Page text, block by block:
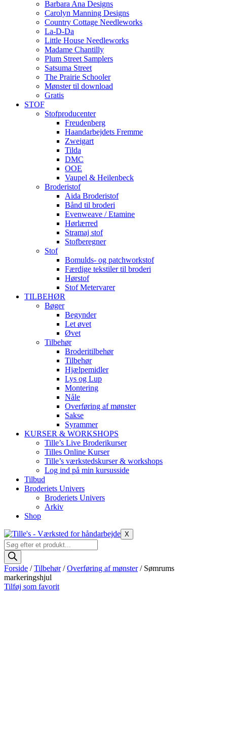
Barbara Ana Designs
Carolyn Manning Designs
Country Cottage Needleworks
La-D-Da
Little House Needleworks
Madame Chantilly
Plum Street Samplers
Satsuma Street
The Prairie Schooler
Mønster til download
Gratis
STOF
Stofproducenter
Freudenberg
Haandarbejdets Fremme
Zweigart
Tilda
DMC
OOE
Vaupel & Heilenbeck
Broderistof
Aida Broderistof
Bånd til broderi
Evenweave / Etamine
Hørlærred
Stramaj stof
Stofberegner
Stof
Bomulds- og patchworkstof
Færdige tekstiler til broderi
Hørstof
Stof Metervarer
TILBEHØR
Bøger
Begynder
Let øvet
Øvet
Tilbehør
Broderitilbehør
Tilbehør
Hjælpemidler
Lys og Lup
Montering
Nåle
Overføring af mønster
Sakse
Syrammer
KURSER & WORKSHOPS
Tille’s Live Broderikurser
Tilles Online Kurser
Tille’s værkstedskurser & workshops
Log ind på min kursusside
Tilbud
Broderiets Univers
Broderiets Univers
Arkiv
Shop
X
Products
search
Forside /Tilbehør/Overføring af mønster/ Sømrums
markeringshjul
Tilføj som favorit